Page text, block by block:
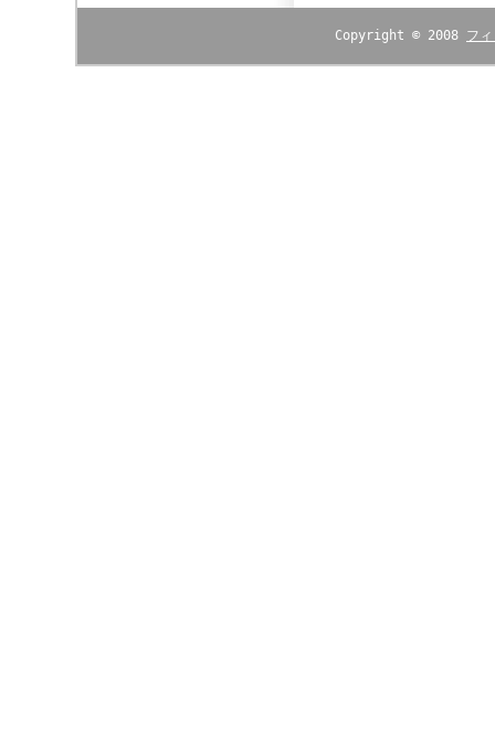
Copyright © 2008 フ